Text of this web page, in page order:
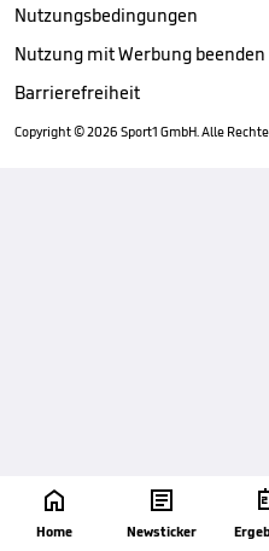

Home

Newsticker
Nutzungsbedingungen
Nutzung mit Werbung beenden
Barrierefreiheit
Copyright ©2026 Sport1 GmbH. Alle